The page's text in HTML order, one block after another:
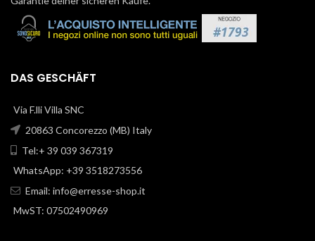
DAS GESCHÄFT
Via F.lli Villa SNC
20863 Concorezzo (MB) Italy
Tel:+ 39 039 367319
WhatsApp: +39 3518273556
Email: info@erresse-shop.it
MwST: 07502490969